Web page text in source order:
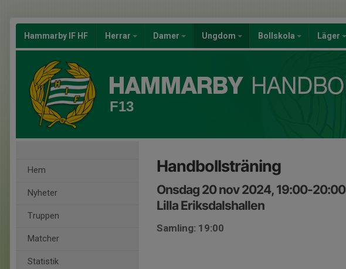
Hammarby IF HF Herrar Damer Ungdom Bollskola Läger
F13
Hem
Nyheter
Truppen
Matcher
Statistik
Handbollsträning
Onsdag 20 nov 2024, 19:00-20:00
Lilla Eriksdalshallen
Samling: 19:00